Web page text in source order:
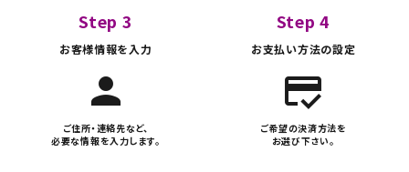
検索する
Step 3
お客様情報を入力
person
ご住所・連絡先など、
必要な情報を入力します。
Step 4
お支払い方法の設定
credit_score
ご希望の決済方法を
お選び下さい。